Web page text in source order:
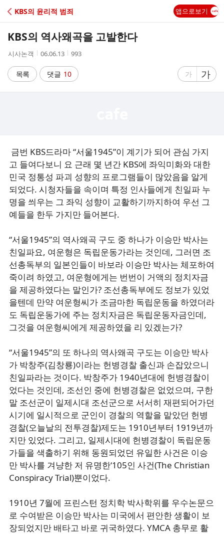
C
A
KBS의 윤리적 범죄 앱으로보기
KBS의 역사왜곡을 고발한다
작
자
시사논객
작
시
간
06.06.13
조
수
993
목록 댓글 10
글
게
가
글
자
게
가
금번 KBS드라마 “서울1945”이 계기가 되어 관심 가지
고 들여다보니 요 근래 몇 년간 KBS에 좌익미화와 대한
민국 정통성 파괴 성향의 프로그램들이 많았음을 알게
되었다. 시청자들을 속이며 특정 인사들에게 친일파 누
명을 씌우는 그 좌익 성향이 교활하기까지하여 우선 그
예들을 한두 가지만 들어본다.
“서울1945”의 역사왜곡 구도 중 하나가 이승만 박사는
친일파요, 여운형은 독립운동가라는 것인데, 그러면 조
선총독부의 일본인들이 바보라 이승만 박사는 체포하여
죽이려 하였고, 여운형에게는 번번이 거액의 정치자금
을 제공하였다는 말인가? 조선총독부에도 정보가 있었
을텐데 만약 여운형씨가 조금마한 독립운동을 하였더라
도 독립운동가에 주는 정치자금은 독립운동자금인데,
그것을 여운형씨에게 제공하였을 리 있겠는가?
“서울1945”의 또 하나의 역사왜곡 구도는 이승만 박사
가 박창주(김창룡)이라는 헌병경찰 출신과 손잡았으니
친일파라는 것이다. 박창주가 1940년대에 헌병경찰이
었다는 것인데, 조선인 중에 헌병경찰은 없었으며, 구한
말 조선군이 일제시대 조선군으로 서서히 재편되어가던
시기에 일시적으로 군인이 경찰의 역할을 맡았던 헌병
경찰(오늘날의 전투경찰)제도는 1910년부터 1919년까
지만 있었다. 그리고, 일제시대에 헌병경찰이 독립운동
가들을 색출하기 위해 동원되었던 유일한 사건은 이승
만 박사를 겨냥한 저 유명한‘105인 사건(The Christian
Conspiracy Trial)뿐이었다.
1910년 7월에 프린스턴 정치학 박사학위를 우수논문으
로 수여받은 이승만 박사는 미국에서 편안한 생활이 보
장되었지만 배타고 바로 귀국하였다. YMCA 총무로 활